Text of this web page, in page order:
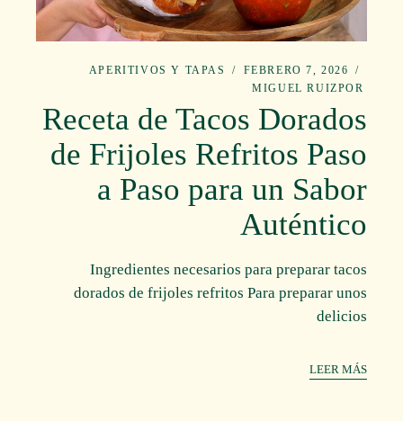
FEBRERO 7, 2026
APERITIVOS Y TAPAS
POR
MIGUEL RUIZ
Receta de Tacos Dorados
de Frijoles Refritos Paso
a Paso para un Sabor
Auténtico
Ingredientes necesarios para preparar tacos
dorados de frijoles refritos Para preparar unos
delicios
LEER MÁS